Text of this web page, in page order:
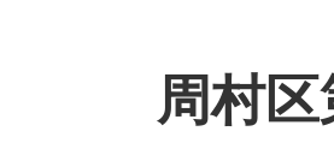
周村